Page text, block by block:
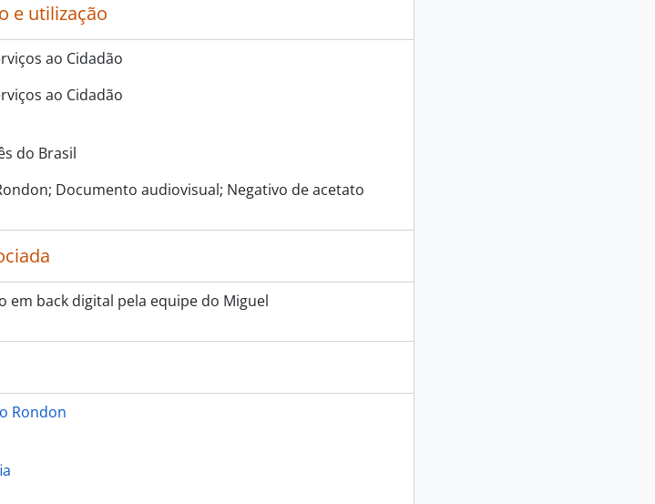
e utilização
ao Cidadão
ao Cidadão
do Brasil
Documento audiovisual; Negativo de acetato
em back digital pela equipe do Miguel
Rondon